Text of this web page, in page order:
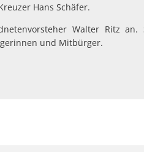
Hans Schäfer.
Walter Ritz
und Mitbürger.